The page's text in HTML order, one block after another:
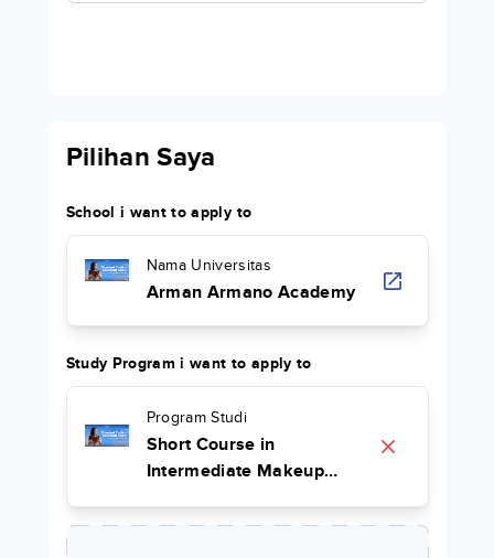
Pilihan Saya
School i want to apply to
Nama Universitas
Arman Armano Academy
Study Program i want to apply to
Program Studi
Short Course in
Intermediate Makeup